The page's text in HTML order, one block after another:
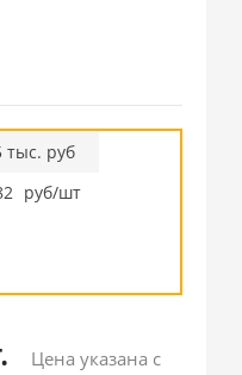
тыс. руб
руб/шт
Цена указана с